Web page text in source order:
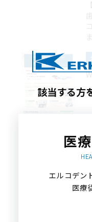
該当する方
医
エルコデン
医療